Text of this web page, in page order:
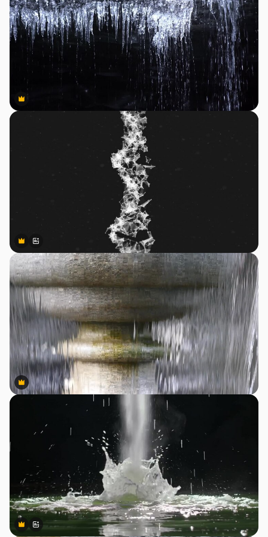
Premium
Premium
Premium
Premium
สร้างขึ้นโดย AI
Premium
Premium
Premium
Premium
สร้างขึ้นโดย AI